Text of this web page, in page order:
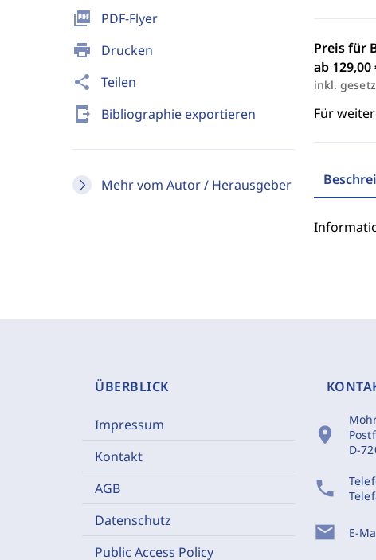
picture_as_pdf PDF-Flyer
print Drucken
share Teilen
send_to_mobile Bibliographie exportieren
Mehr vom Autor / Herausgeber
Preis für
ab 129,00
inkl.
Für
ÜBERBLICK
Impressum
Kontakt
AGB
Datenschutz
Public Access Policy
location_on
D-
phone
mail E-